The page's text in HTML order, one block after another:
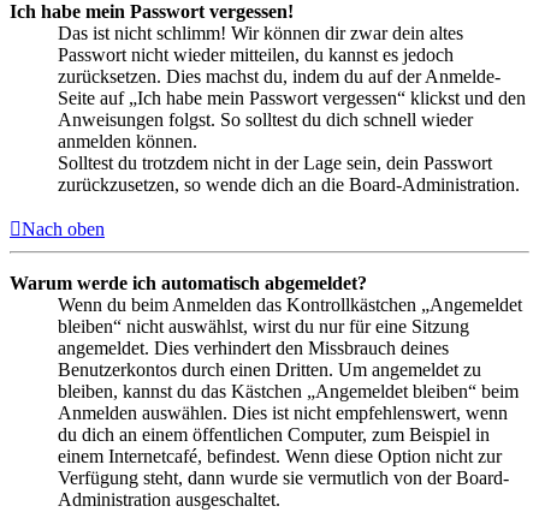
Ich habe mein Passwort vergessen!
Das ist nicht schlimm! Wir können dir zwar dein altes
Passwort nicht wieder mitteilen, du kannst es jedoch
zurücksetzen. Dies machst du, indem du auf der Anmelde-
Seite auf „Ich habe mein Passwort vergessen“ klickst und den
Anweisungen folgst. So solltest du dich schnell wieder
anmelden können.
Solltest du trotzdem nicht in der Lage sein, dein Passwort
zurückzusetzen, so wende dich an die Board-Administration.
Nach oben
Warum werde ich automatisch abgemeldet?
Wenn du beim Anmelden das Kontrollkästchen „Angemeldet
bleiben“ nicht auswählst, wirst du nur für eine Sitzung
angemeldet. Dies verhindert den Missbrauch deines
Benutzerkontos durch einen Dritten. Um angemeldet zu
bleiben, kannst du das Kästchen „Angemeldet bleiben“ beim
Anmelden auswählen. Dies ist nicht empfehlenswert, wenn
du dich an einem öffentlichen Computer, zum Beispiel in
einem Internetcafé, befindest. Wenn diese Option nicht zur
Verfügung steht, dann wurde sie vermutlich von der Board-
Administration ausgeschaltet.